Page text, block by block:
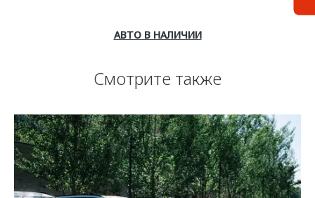
АВТО В НАЛИЧИИ
Смотрите также